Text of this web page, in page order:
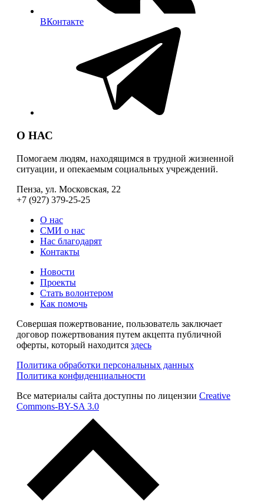
ВКонтакте
О НАС
Помогаем людям, находящимся в трудной жизненной
ситуации, и опекаемым социальных учреждений.
Пенза, ул. Московская, 22
+7 (927) 379-25-25
О нас
СМИ о нас
Нас благодарят
Контакты
Новости
Проекты
Стать волонтером
Как помочь
Совершая пожертвование, пользователь заключает
договор пожертвования путем акцепта публичной
оферты, который находится здесь
Политика обработки персональных данных
Политика конфиденциальности
Все материалы сайта доступны по лицензии Creative
Commons-BY-SA 3.0